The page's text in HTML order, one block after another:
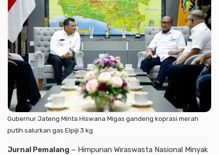
Gubernur Jateng Minta Hiswana Migas gandeng koprasi merah
putih salurkan gas Elpiji 3 kg
Jurnal Pemalang – Himpunan Wiraswasta Nasional Minyak